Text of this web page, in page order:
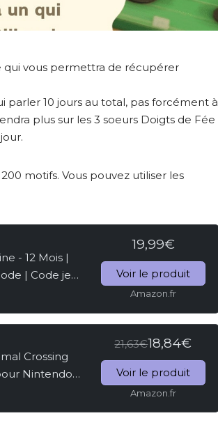
qui vous permettra de récupérer
parler 10 jours au total, pas forcément à
plus sur les 3 soeurs Doigts de Fée
motifs. Vous pouvez utiliser les
- 12 Mois |
| Code jeu
19,99€
Voir le produit
Amazon.fr
Crossing
Nintendo
21,63€18,84€
Voir le produit
Amazon.fr